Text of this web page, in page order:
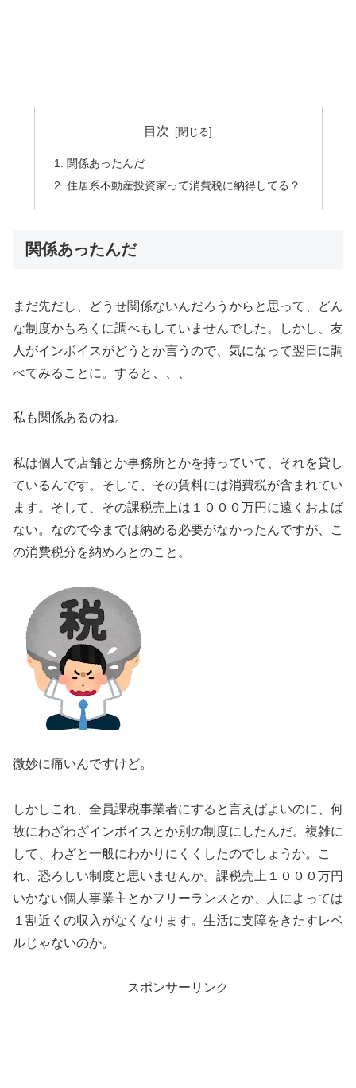
目次
関係あったんだ
住居系不動産投資家って消費税に納得してる？
関係あったんだ
まだ先だし、どうせ関係ないんだろうからと思って、どん
な制度かもろくに調べもしていませんでした。しかし、友
人がインボイスがどうとか言うので、気になって翌日に調
べてみることに。すると、、、
私も関係あるのね。
私は個人で店舗とか事務所とかを持っていて、それを貸し
ているんです。そして、その賃料には消費税が含まれてい
ます。そして、その課税売上は１０００万円に遠くおよば
ない。なので今までは納める必要がなかったんですが、こ
の消費税分を納めろとのこと。
微妙に痛いんですけど。
しかしこれ、全員課税事業者にすると言えばよいのに、何
故にわざわざインボイスとか別の制度にしたんだ。複雑に
して、わざと一般にわかりにくくしたのでしょうか。こ
れ、恐ろしい制度と思いませんか。課税売上１０００万円
いかない個人事業主とかフリーランスとか、人によっては
１割近くの収入がなくなります。生活に支障をきたすレベ
ルじゃないのか。
スポンサーリンク